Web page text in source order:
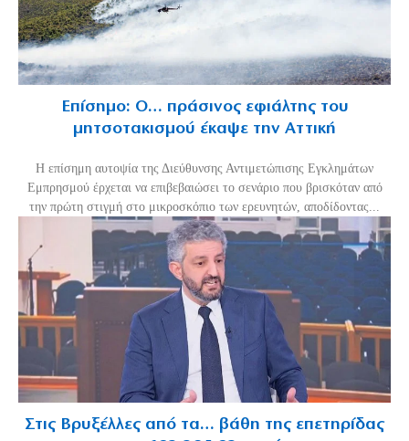
Επίσημο: Ο… πράσινος εφιάλτης του
μητσοτακισμού έκαψε την Αττική
Η επίσημη αυτοψία της Διεύθυνσης Αντιμετώπισης Εγκλημάτων
Εμπρησμού έρχεται να επιβεβαιώσει το σενάριο που βρισκόταν από
την πρώτη στιγμή στο μικροσκόπιο των ερευνητών, αποδίδοντας...
Στις Βρυξέλλες από τα… βάθη της επετηρίδας